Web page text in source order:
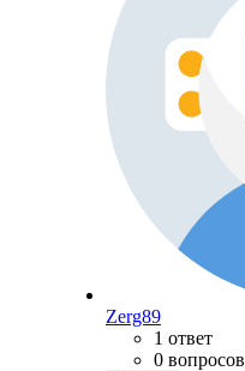
Zerg89
1 ответ
0 вопросов